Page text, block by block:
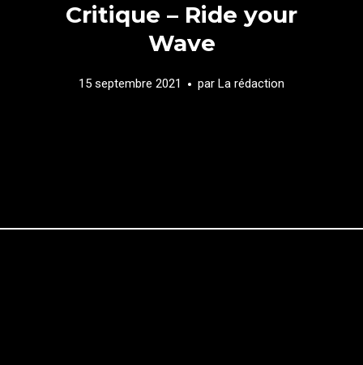
Critique – Ride your
Wave
15 septembre 2021 par La rédaction